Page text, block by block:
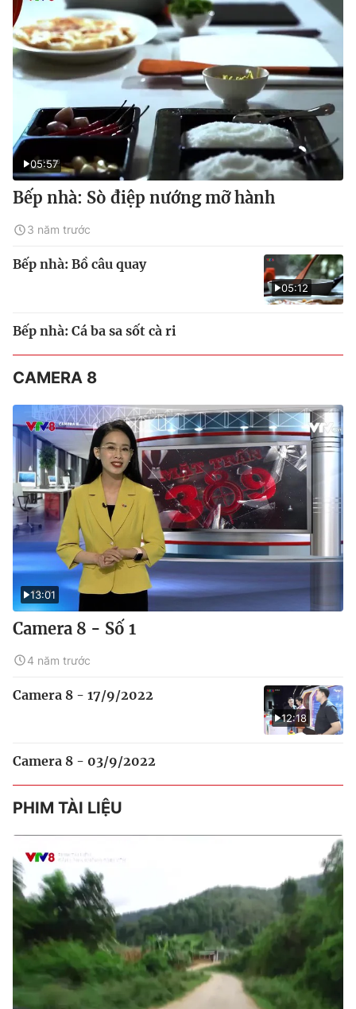
05:57
Bếp nhà: Sò điệp nướng mỡ hành
3 năm trước
05:12
Bếp nhà: Bồ câu quay
Bếp nhà: Cá ba sa sốt cà ri
CAMERA 8
13:01
Camera 8 - Số 1
4 năm trước
12:18
Camera 8 - 17/9/2022
Camera 8 - 03/9/2022
PHIM TÀI LIỆU